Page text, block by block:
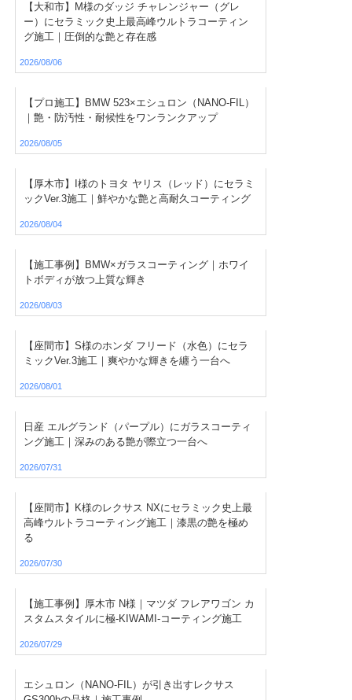
【大和市】M様のダッジ チャレンジャー（グレ
ー）にセラミック史上最高峰ウルトラコーティン
グ施工｜圧倒的な艶と存在感
2026/08/06
【プロ施工】BMW 523×エシュロン（NANO-FIL）
｜艶・防汚性・耐候性をワンランクアップ
2026/08/05
【厚木市】I様のトヨタ ヤリス（レッド）にセラミ
ックVer.3施工｜鮮やかな艶と高耐久コーティング
2026/08/04
【施工事例】BMW×ガラスコーティング｜ホワイ
トボディが放つ上質な輝き
2026/08/03
【座間市】S様のホンダ フリード（水色）にセラ
ミックVer.3施工｜爽やかな輝きを纏う一台へ
2026/08/01
日産 エルグランド（パープル）にガラスコーティ
ング施工｜深みのある艶が際立つ一台へ
2026/07/31
【座間市】K様のレクサス NXにセラミック史上最
高峰ウルトラコーティング施工｜漆黒の艶を極め
る
2026/07/30
【施工事例】厚木市 N様｜マツダ フレアワゴン カ
スタムスタイルに極-KIWAMI-コーティング施工
2026/07/29
エシュロン（NANO-FIL）が引き出すレクサス